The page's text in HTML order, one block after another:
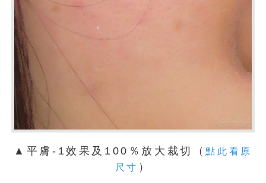
▲平膚-1效果及100％放大裁切（點此看原
尺寸 ）